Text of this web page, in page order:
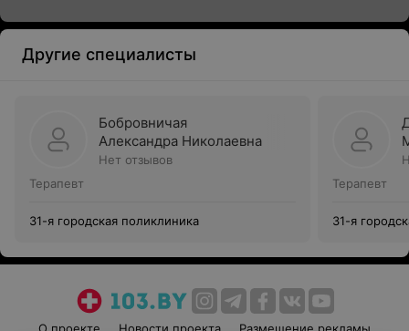
Другие специалисты
Бобровничая
Александра Николаевна
Нет отзывов
Терапевт
31-я городская поликлиника
Терапевт
31-я